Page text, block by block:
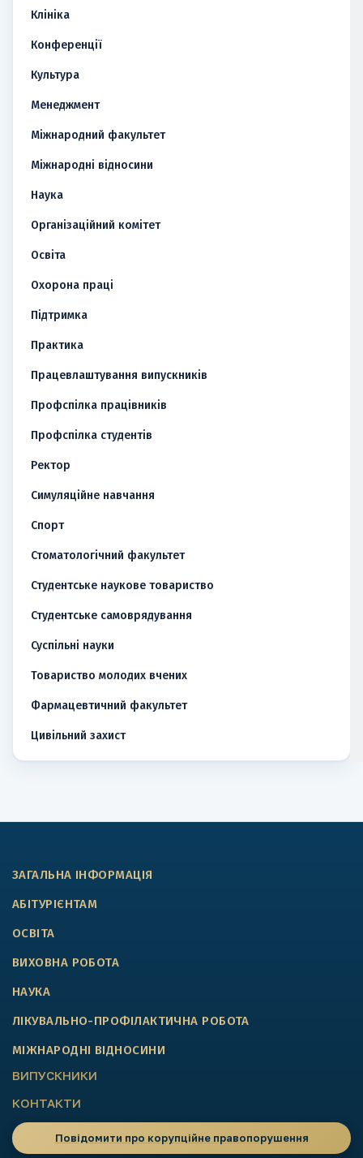
Клініка
Конференції
Культура
Менеджмент
Міжнародний факультет
Міжнародні відносини
Наука
Організаційний комітет
Освіта
Охорона праці
Підтримка
Практика
Працевлаштування випускників
Профспілка працівників
Профспілка студентів
Ректор
Симуляційне навчання
Спорт
Стоматологічний факультет
Студентське наукове товариство
Студентське самоврядування
Суспільні науки
Товариство молодих вчених
Фармацевтичний факультет
Цивільний захист
ЗАГАЛЬНА ІНФОРМАЦІЯ
АБІТУРІЄНТАМ
ОСВІТА
ВИХОВНА РОБОТА
НАУКА
ЛІКУВАЛЬНО-ПРОФІЛАКТИЧНА РОБОТА
МІЖНАРОДНІ ВІДНОСИНИ
ВИПУСКНИКИ
КОНТАКТИ
Повідомити про корупційне правопорушення